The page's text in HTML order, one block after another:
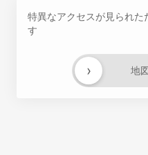
特異なアクセスが見られた
す
地
›